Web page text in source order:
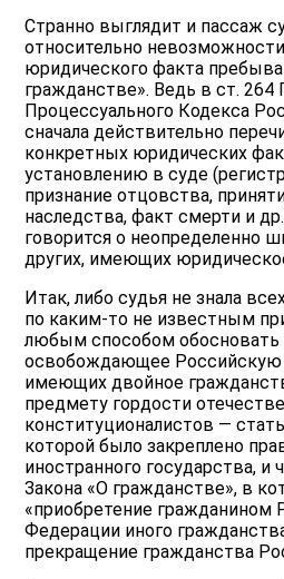
Странно выглядит и пассаж
относительно
юридического факта
гражданстве». Ведь в ст. 264
Процессуального Кодекса
сначала действительно
конкретных юридических
установлению в суде
признание отцовства,
наследства, факт смерти и
говорится о неопределенно
других, имеющих
Итак, либо судья не знала
по каким-то не известным
любым способом обосновать
освобождающее
имеющих двойное
предмету гордости
конституционалистов —
которой было закреплено
иностранного государства, и
Закона «О гражданстве», в
«приобретение гражданином
Федерации иного
прекращение гражданства